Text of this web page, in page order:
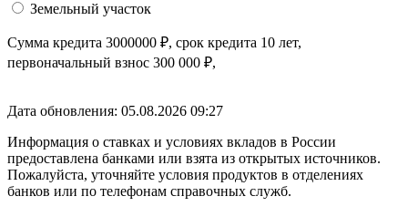
Земельный участок
Сумма кредита 3000000 ₽, срок кредита 10 лет,
первоначальный взнос 300 000 ₽,
Дата обновления: 05.08.2026 09:27
Информация о ставках и условиях вкладов в России
предоставлена банками или взята из открытых источников.
Пожалуйста, уточняйте условия продуктов в отделениях
банков или по телефонам справочных служб.